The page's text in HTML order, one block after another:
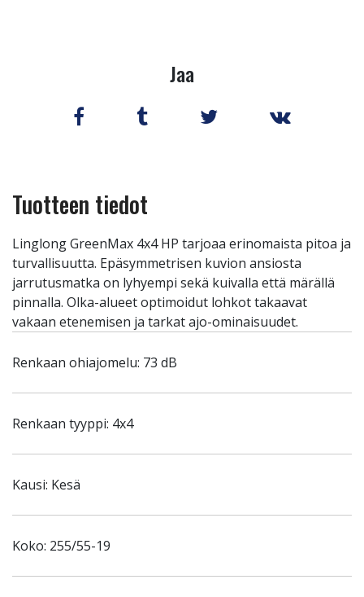
Jaa
Tuotteen tiedot
Linglong GreenMax 4x4 HP tarjoaa erinomaista pitoa ja
turvallisuutta. Epäsymmetrisen kuvion ansiosta
jarrutusmatka on lyhyempi sekä kuivalla että märällä
pinnalla. Olka-alueet optimoidut lohkot takaavat
vakaan etenemisen ja tarkat ajo-ominaisuudet.
Renkaan ohiajomelu: 73 dB
Renkaan tyyppi: 4x4
Kausi: Kesä
Koko: 255/55-19